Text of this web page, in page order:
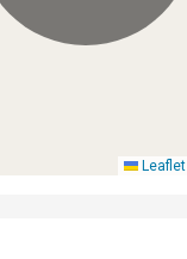
Leaflet